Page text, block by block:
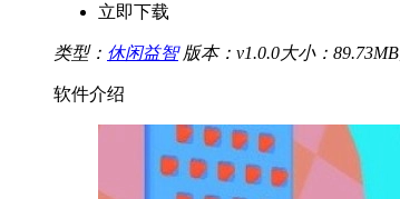
立即下载
类型： 休闲益智 版本：v1.0.0大小：89.73MB
软件介绍